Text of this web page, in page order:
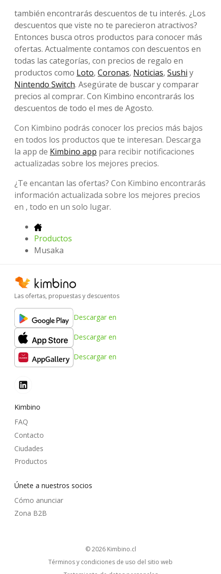
también encontrarás descuentos de tu interés. ¿Los
descuentos que viste no te parecieron atractivos?
Entonces busca otros productos para conocer más
ofertas. Actualmente contamos con descuentos en
todas las categorías, con precios de regalo en
productos como Loto, Coronas, Noticias, Sushi y
Nintendo Switch. Asegúrate de buscar y comparar
precios al comprar. Con Kimbino encontrarás los
descuentos de todo el mes de Agosto.
Con Kimbino podrás conocer los precios más bajos
en todos los productos que te interesan. Descarga
la app de Kimbino app para recibir notificaciones
actualizadas sobre los mejores precios.
¿Te encantan las ofertas? Con Kimbino encontrarás
información actualizada sobre los mejores precios
en , todo en un solo lugar.
Productos
Musaka
Las ofertas, propuestas y descuentos
Descargar en
Descargar en
Descargar en
Kimbino
FAQ
Contacto
Ciudades
Productos
Únete a nuestros socios
Cómo anunciar
Zona B2B
© 2026 kimbino.cl
Términos y condiciones de uso del sitio web